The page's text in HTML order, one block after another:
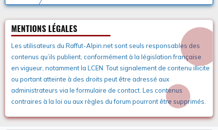
MENTIONS LÉGALES
Les utilisateurs du Raffut-Alpin.net sont seuls responsables des
contenus qu’ils publient, conformément à la législation française
en vigueur, notamment la LCEN. Tout signalement de contenu illicite
ou portant atteinte à des droits peut être adressé aux
administrateurs via le formulaire de contact. Les contenus
contraires à la loi ou aux règles du forum pourront être supprimés.